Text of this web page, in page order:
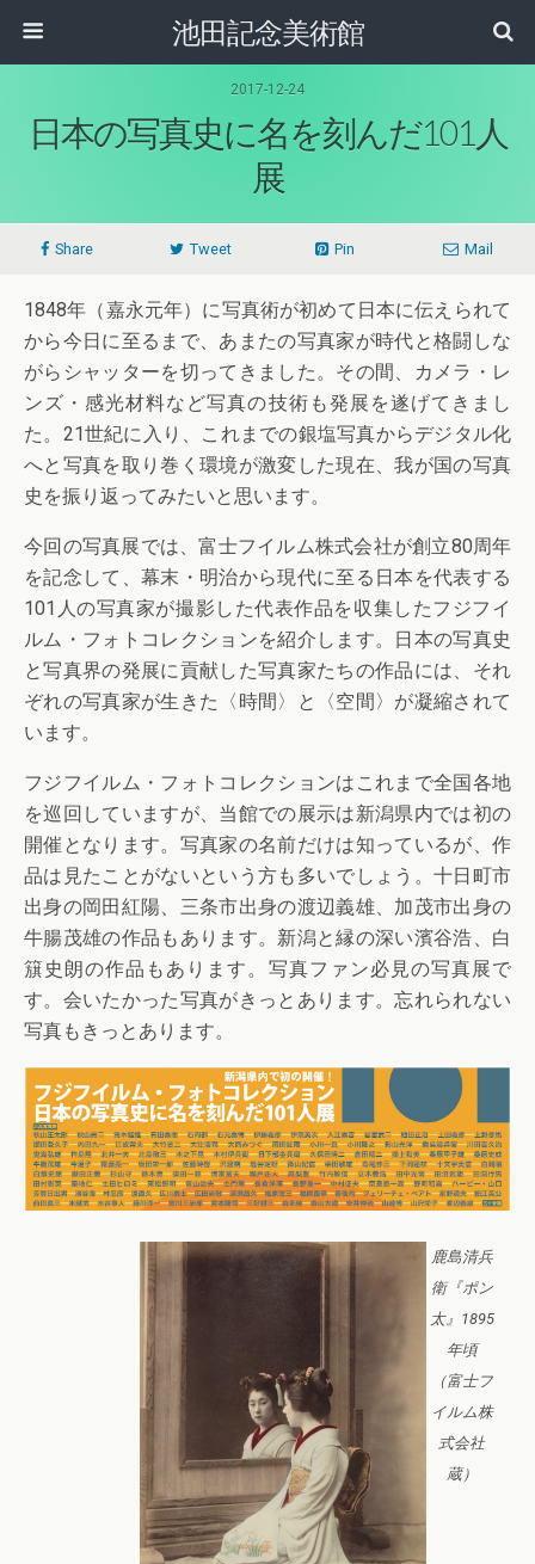
池田記念美術館
2017-12-24
日本の写真史に名を刻んだ101人
展
Share Tweet Pin Mail
1848年（嘉永元年）に写真術が初めて日本に伝えられて
から今日に至るまで、あまたの写真家が時代と格闘しな
がらシャッターを切ってきました。その間、カメラ・レ
ンズ・感光材料など写真の技術も発展を遂げてきまし
た。21世紀に入り、これまでの銀塩写真からデジタル化
へと写真を取り巻く環境が激変した現在、我が国の写真
史を振り返ってみたいと思います。
今回の写真展では、富士フイルム株式会社が創立80周年
を記念して、幕末・明治から現代に至る日本を代表する
101人の写真家が撮影した代表作品を収集したフジフイ
ルム・フォトコレクションを紹介します。日本の写真史
と写真界の発展に貢献した写真家たちの作品には、それ
ぞれの写真家が生きた〈時間〉と〈空間〉が凝縮されて
います。
フジフイルム・フォトコレクションはこれまで全国各地
を巡回していますが、当館での展示は新潟県内では初の
開催となります。写真家の名前だけは知っているが、作
品は見たことがないという方も多いでしょう。十日町市
出身の岡田紅陽、三条市出身の渡辺義雄、加茂市出身の
牛腸茂雄の作品もあります。新潟と縁の深い濱谷浩、白
簱史朗の作品もあります。写真ファン必見の写真展で
す。会いたかった写真がきっとあります。忘れられない
写真もきっとあります。
鹿島清兵
衛『ポン
太』1895
年頃
（富士フ
イルム株
式会社
蔵）